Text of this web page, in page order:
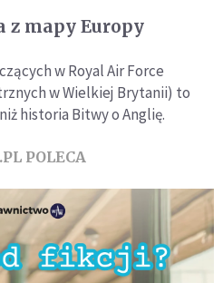
z mapy Europy
w Royal Air Force
w Wielkiej Brytanii) to
historia Bitwy o Anglię.
POLECA